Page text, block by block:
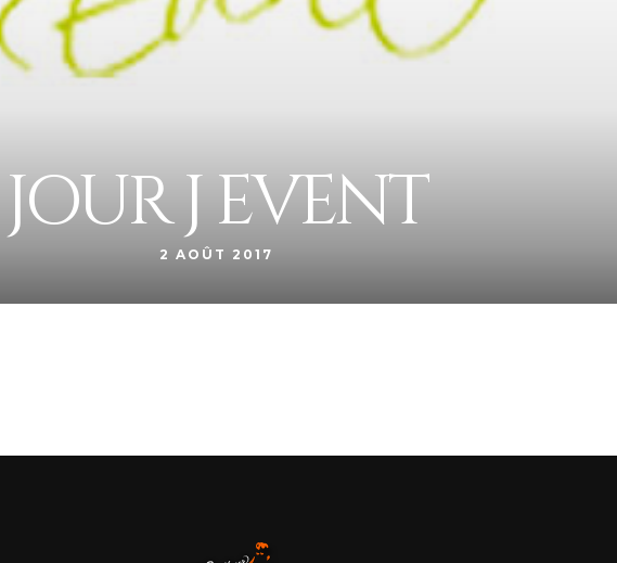
JOUR J EVENT
2 AOÛT 2017